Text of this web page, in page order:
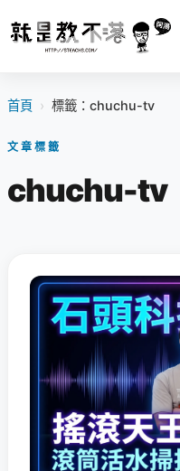
首頁 › 標籤：chuchu-tv
文章標籤
chuchu-tv